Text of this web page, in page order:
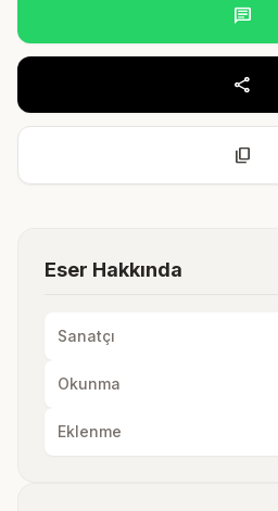
chat
share
content_copy
Eser Hakkında
Sanatçı
Okunma
Eklenme